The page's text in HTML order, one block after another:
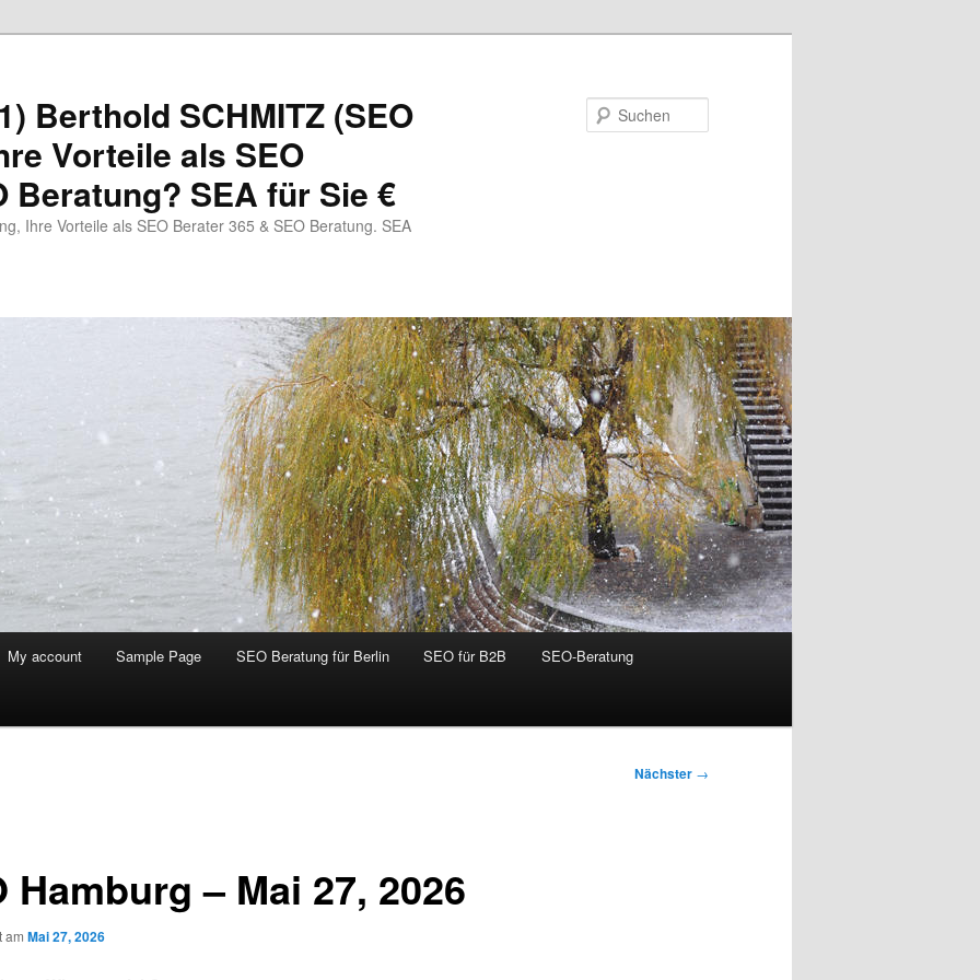
Berthold SCHMITZ (SEO
Vorteile als SEO
Beratung? SEA für Sie €
Ihre Vorteile als SEO Berater 365 & SEO Beratung. SEA
My account Sample Page SEO Beratung für Berlin SEO für B2B SEO-Beratung
Nächster →
Hamburg – Mai 27, 2026
am Mai 27, 2026